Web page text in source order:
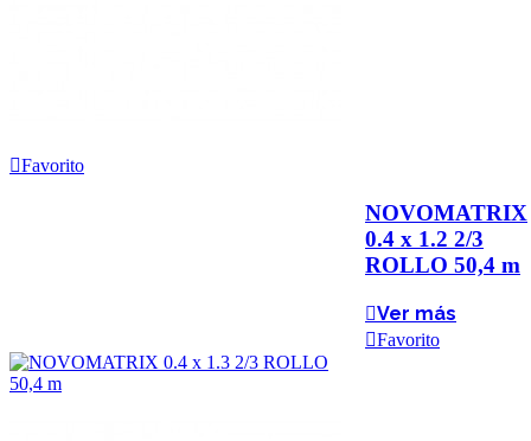
Favorito
NOVOMATRIX
0.4 x 1.2 2/3
ROLLO 50,4 m
Ver más
Favorito